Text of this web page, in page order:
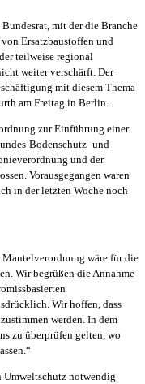
mit der die Branche
Ersatzbaustoffen und
teilweise regional
weiter verschärft. Der
mit diesem Thema
am Freitag in Berlin.
zur Einführung einer
Bodenschutz- und
und der
Vorausgegangen waren
in der letzten Woche noch
wäre für die
Wir begrüßen die Annahme
Wir hoffen, dass
werden. In dem
zu überprüfen gelten, wo
Umweltschutz notwendig